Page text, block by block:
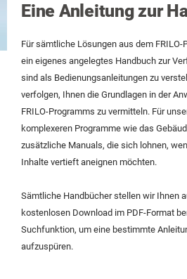
Eine Anleitung zur
Für sämtliche Lösungen aus dem
ein eigenes angelegtes Handbuch zur
sind als Bedienungsanleitungen zu
verfolgen, Ihnen die Grundlagen in der
FRILO-Programms zu vermitteln. Für
komplexeren Programme wie das
zusätzliche Manuals, die sich lohnen,
Inhalte vertieft aneignen möchten.
Sämtliche Handbücher stellen wir Ihnen
kostenlosen Download im PDF-Format
Suchfunktion, um eine bestimmte
aufzuspüren.